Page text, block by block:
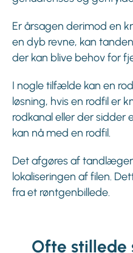
Er årsagen derimod en
en dyb revne, kan
der kan blive behov for
I nogle tilfælde kan en
løsning, hvis en rodfil er
rodkanal eller der sidder
kan nå med en rodfil.
Det afgøres af
lokaliseringen af filen.
fra et røntgenbillede.
Ofte stillede